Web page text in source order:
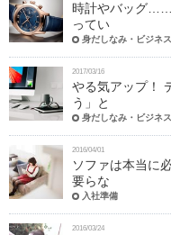
時計やバッグ……
ってい
身だしなみ・ビジネ
2017/03/16
やる気アップ！
う」と
身だしなみ・ビジネ
2016/04/01
ソファは本当に
要らな
入社準備
2016/03/24